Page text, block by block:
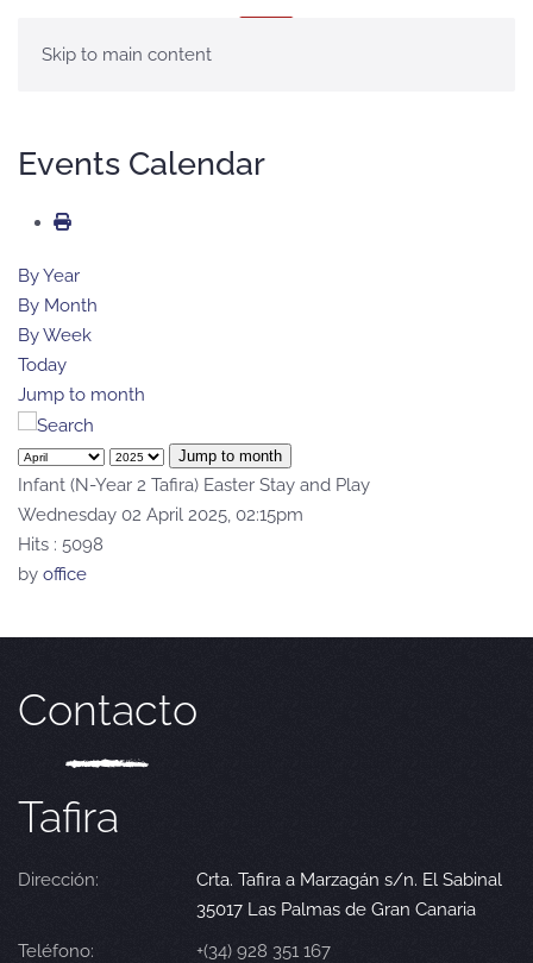
Skip to main content
Events Calendar
By Year
By Month
By Week
Today
Jump to month
Jump to month
Infant (N-Year 2 Tafira) Easter Stay and Play
Wednesday 02 April 2025, 02:15pm
Hits : 5098
by office
Contacto
Tafira
Dirección:
Crta. Tafira a Marzagán s/n. El Sabinal
35017 Las Palmas de Gran Canaria
Teléfono:
+(34) 928 351 167